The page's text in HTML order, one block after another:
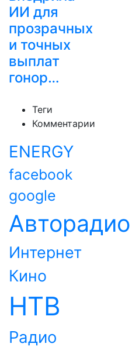
ИИ для
прозрачных
и точных
выплат
гонор…
Теги
Комментарии
ENERGY
facebook
google
Авторадио
Интернет
Кино
НТВ
Радио